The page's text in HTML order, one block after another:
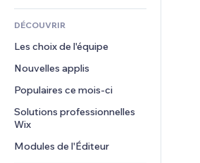
Classement de sites
E-mail
Comptabilité
Coupons et fidélisation
Solutions d'entreposage
Financement participatif
Alimentation et boissons
Immobilier
Réservations
Podcasts
Photographie
Vidéo
PDF
Partage de fichiers
Actualités
Services de contenu
Effets de texte
Confidentialité
Horloge
Modèles de pages
Effets sur images
Boutons et menus
Bannières et badges
Calculateurs
Rechercher
Formulaires
Sondages
Chat
Commentaires
Téléphone
Communauté
Avis et commentaires
DÉCOUVRIR
Les choix de l'équipe
Nouvelles applis
Populaires ce mois‑ci
Solutions professionnelles
Wix
Modules de l'Éditeur